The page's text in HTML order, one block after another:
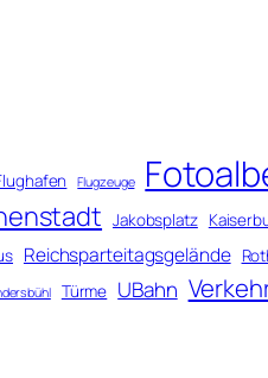
Flugzeuge
Jakobsplatz
Reichsparteitagsgelände
Türme UBahn